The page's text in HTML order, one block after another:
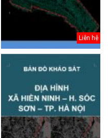
Liên hệ